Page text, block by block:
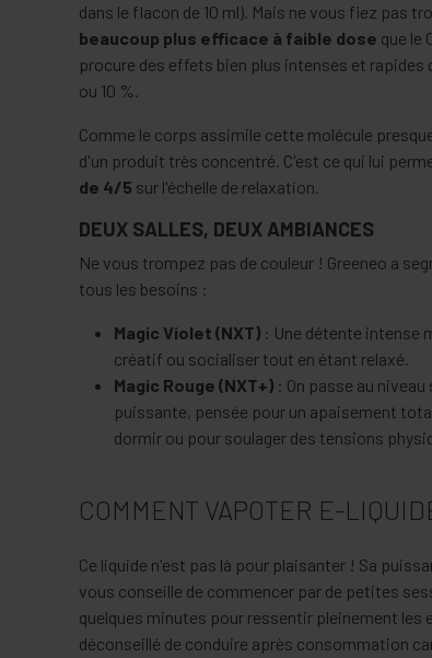
dans le flacon de 10 ml). Mais ne vous fiez pas
beaucoup plus efficace à faible dose que le
procure des effets bien plus intenses et rapides
ou 10 %.
Comme le corps assimile cette molécule
d'un produit très concentré. C'est ce qui lui
de 4/5 sur l'échelle de relaxation.
DEUX SALLES, DEUX AMBIANCES
Ne vous trompez pas de couleur ! Greeneo a
tous les besoins :
Magic Violet (NXT) : Une détente intense
créatif ou socialiser tout en étant relaxé.
Magic Rouge (NXT+) : On passe au
puissante, pensée pour un apaisement
dormir ou pour soulager des tensions
COMMENT VAPOTER E-
Ce liquide n'est pas là pour plaisanter ! Sa
vous conseille de commencer par de petites
quelques minutes pour ressentir pleinement les
déconseillé de conduire après consommation